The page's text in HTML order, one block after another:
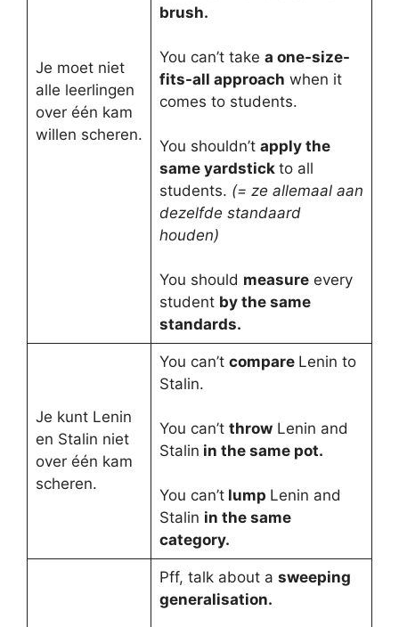
Je moet niet
alle leerlingen
over één kam
willen scheren.
brush.
You can’t take a one-size-
fits-all approach when it
comes to students.
You shouldn’t apply the
same yardstick to all
students. (= ze allemaal aan
dezelfde standaard
houden)
You should measureevery
student by the same
standards.
Je kunt Lenin
en Stalin niet
over één kam
scheren.
You can’t compare Lenin to
Stalin.
You can’t throwLenin and
Stalin in the same pot.
You can’tlump Lenin and
Stalin in the same
category.
Pff, talk about a sweeping
generalisation.